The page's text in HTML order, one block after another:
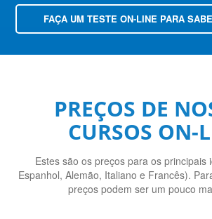
FAÇA UM TESTE ON-LINE PARA
PREÇOS DE
CURSOS ON-
Estes são os preços para os principais
Espanhol, Alemão, Italiano e Francês).
preços podem ser um pouco